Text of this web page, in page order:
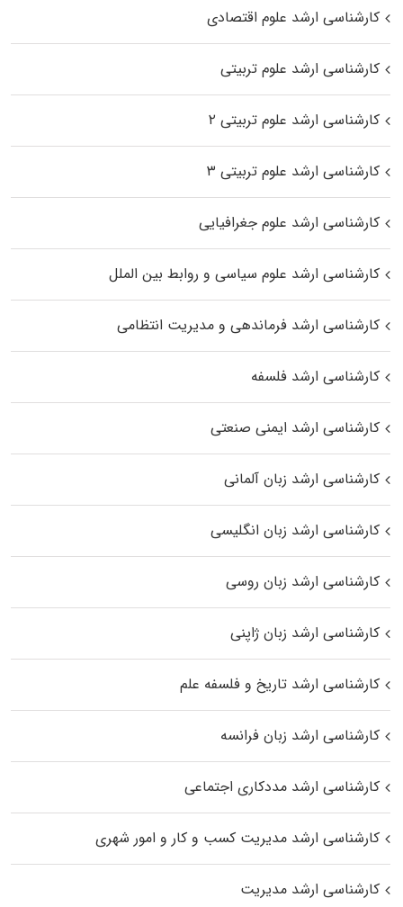
کارشناسی ارشد علوم اقتصادی
کارشناسی ارشد علوم تربیتی
کارشناسی ارشد علوم تربیتی ۲
کارشناسی ارشد علوم تربیتی ۳
کارشناسی ارشد علوم جغرافیایی
کارشناسی ارشد علوم سیاسی و روابط بین الملل
کارشناسی ارشد فرماندهی و مدیریت انتظامی
کارشناسی ارشد فلسفه
کارشناسی ارشد ایمنی صنعتی
کارشناسی ارشد زبان آلمانی
کارشناسی ارشد زبان انگلیسی
کارشناسی ارشد زبان روسی
کارشناسی ارشد زبان ژاپنی
کارشناسی ارشد تاریخ و فلسفه علم
کارشناسی ارشد زبان فرانسه
کارشناسی ارشد مددکاری اجتماعی
کارشناسی ارشد مدیریت کسب و کار و امور شهری
کارشناسی ارشد مدیریت